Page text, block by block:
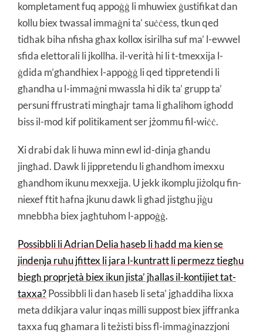
kompletament fuq appoġġ li mhuwiex ġustifikat dan
kollu biex twassal immaġni ta’ suċċess, tkun qed
tidħak biha nfisha għax kollox isirilha suf ma’ l-ewwel
sfida elettorali li jkollha. il-verità hi li t-tmexxija l-
ġdida m’għandhiex l-appoġġ li qed tippretendi li
għandha u l-immaġni mwassla hi dik ta’ grupp ta’
persuni ffrustrati mingħajr tama li għalihom igħodd
biss il-mod kif politikament ser jżommu fil-wiċċ.
Xi drabi dak li huwa minn ewl id-dinja għandu
jingħad. Dawk li jippretendu li għandhom imexxu
għandhom ikunu mexxejja. U jekk ikomplu jiżolqu fin-
niexef ftit ħafna jkunu dawk li għad jistgħu jiġu
mnebbħa biex jagħtuhom l-appoġġ.
Possibbli li Adrian Delia ħaseb li ħadd ma kien se
jindenja ruħu jfittex li jara l-kuntratt li permezz tiegħu
biegħ proprjetà biex ikun jista’ jħallas il-kontijiet tat-
taxxa?Possibbli li dan ħaseb li seta’ jgħaddiha lixxa
meta ddikjara valur inqas milli suppost biex jiffranka
taxxa fuq għamara li teżisti biss fl-immaġinazzjoni